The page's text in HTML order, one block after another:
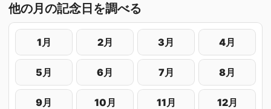
他の月の記念日を調べる
1月 2月 3月 4月
5月 6月 7月 8月
9月 10月 11月 12月